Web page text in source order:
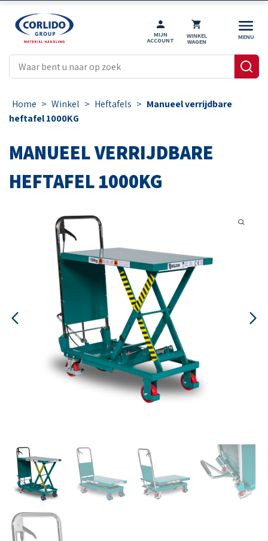
MIJN
ACCOUNT
WINKEL
WAGEN
Home > Winkel > Heftafels > Manueel verrijdbare
heftafel 1000KG
MANUEEL VERRIJDBARE
HEFTAFEL 1000KG